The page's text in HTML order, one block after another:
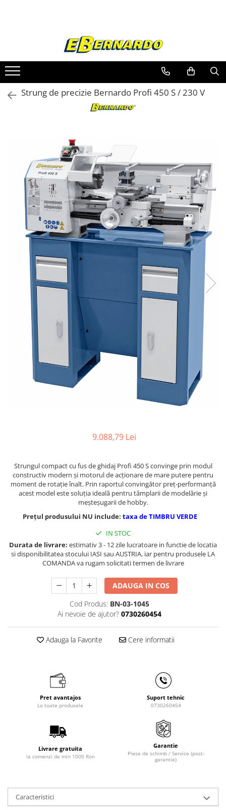
Prelucrare metal
Fierastraie pentru metal
Ferastraie mobile pentru metal
Fierastraie prelucrare metal
Ferastraie orizontale pentru metal
Ferastraie automate cu banda si
doua coloane
Ferastraie metal cu banda si taiere
dubla semiautomate
Ferastraie prelucrare metal cu
banda si taiere dubla
Ferastraie verticale
Strunguri pentru metal
Strunguri CNC
Strunguri cu cutie de viteze
Strunguri cu surub de ghidare
Strunguri de precizie
Strunguri metal cu freza
Strunguri universale
Strunguri universale cu afisaj
Strunguri universale cu viteza
Masini de gaurit
de actionare
Masini de gaurit cu coloana si
curea de distributie
Masini de gaurit cu masa
Masini de gaurit cu stand si
Masini de gaurit radiale
Masini de gaurit si frezat
Masini de frezat universale
Centre de prelucrare verticale CNC
Masini de frezat cu batiu
Masini de frezat universale SERVO
Masini de ascutit burghie
Masini de polizat bavuri cu perii
Masini de rectificat plan
Masini de rectificat rotund
Masini de satinat
Masini de slefuit cu disc
Strung de precizie Bernardo Profi 450 S / 230 V
9.088,79 Lei
Strungul compact cu fus de ghidaj Profi 450 S convinge prin modul
constructiv modern şi motorul de acţionare de mare putere pentru
moment de rotaţie înalt. Prin raportul convingător preţ-performanţă
acest model este soluţia ideală pentru tâmplarii de modelărie şi
meşteşugarii de hobby.
Prețul produsului NU include: taxa de TIMBRU VERDE
IN STOC
Durata de livrare: estimativ 3 - 12 zile lucratoare in functie de locatia
si disponibilitatea stocului IASI sau AUSTRIA, iar pentru produsele LA
COMANDA va rugam solicitati termen de livrare
ADAUGA IN COS
Cod Produs: BN-03-1045
Ai nevoie de ajutor? 0730260454
Adauga la Favorite Cere informatii
Pret avantajos
La toate produsele
Suport tehnic
0730260454
Livrare gratuita
la comenzi de min 1000 Ron
Garantie
Piese de schimb / Service (post-
garantie)
Caracteristici